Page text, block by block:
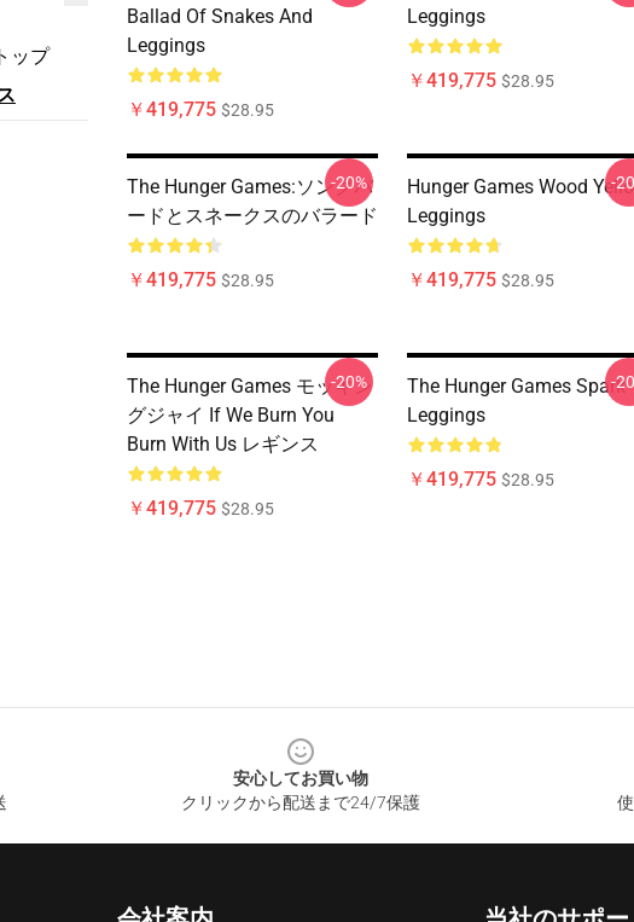
ップ
Ballad Of Snakes And
Leggings
￥419,775 $28.95
Leggings
￥419,775 $28.95
The Hunger Games:ソングバ
ードとスネークスのバラード
￥419,775 $28.95
-20%
Hunger Games Wood
Leggings
￥419,775 $28.95
-
The Hunger Games モッキン
グジャイ If We Burn You
Burn With Us レギンス
￥419,775 $28.95
-20%
The Hunger Games Spark
Leggings
￥419,775 $28.95
-
安心してお買い物
クリックから配送まで24/7保護